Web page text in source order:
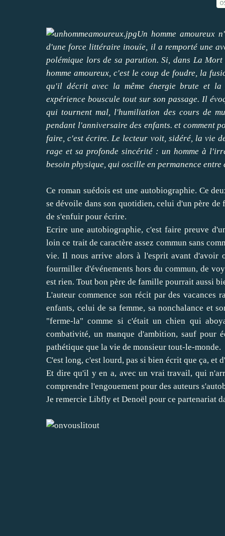
Un homme amoureux
d'une force littéraire inouïe, il a remporté une
polémique lors de sa parution. Si, dans La
homme amoureux, c'est le coup de foudre, la
qu'il décrit avec la même énergie brute et la
expérience bouscule tout sur son passage. Il
qui tournent mal, l'humiliation des cours de
pendant l'anniversaire des enfants. et comment
faire, c'est écrire. Le lecteur voit, sidéré, la vie
rage et sa profonde sincérité : un homme à
besoin physique, qui oscille en permanence
Ce roman suédois est une autobiographie. Ce
se dévoile dans son quotidien, celui d'un père
de s'enfuir pour écrire.
Ecrire une autobiographie, c'est faire preuve
loin ce trait de caractère assez commun sans
vie. Il nous arrive alors à l'esprit avant d'avoir
fourmiller d'événements hors du commun, de
est rien. Tout bon père de famille pourrait aussi
L'auteur commence son récit par des vacances
enfants, celui de sa femme, sa nonchalance et
"ferme-la" comme si c'était un chien qui
combativité, un manque d'ambition, sauf pour
pathétique que la vie de monsieur tout-le-monde.
C'est long, c'est lourd, pas si bien écrit que ça, et
Et dire qu'il y en a, avec un vrai travail, qui
comprendre l'engouement pour des auteurs
Je remercie Libfly et Denoël pour ce partenariat